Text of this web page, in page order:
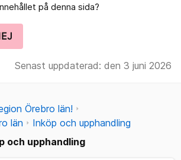
på denna sida?
Senast uppdaterad: den 3 juni 2026
Örebro län!
län
Inköp och upphandling
och upphandling